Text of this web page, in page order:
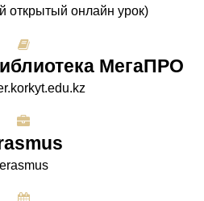
онлайн урок)
МегаПРО
erasmus